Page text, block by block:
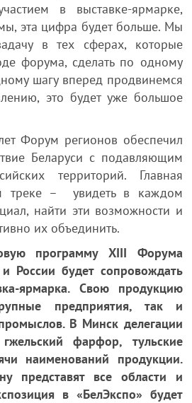
в выставке-ярмарке,
эта цифра будет больше. Мы
в тех сферах, которые
форума, сделать по одному
шагу вперед продвинемся
это будет уже большое
Форум регионов обеспечил
Беларуси с подавляющим
территорий. Главная
треке – увидеть в каждом
найти эти возможности и
их объединить.
программу XIII Форума
России будет сопровождать
ярмарка. Свою продукцию
предприятия, так и
В Минск делегации
фарфор, тульские
наименований продукции.
представят все области и
в «БелЭкспо» будет